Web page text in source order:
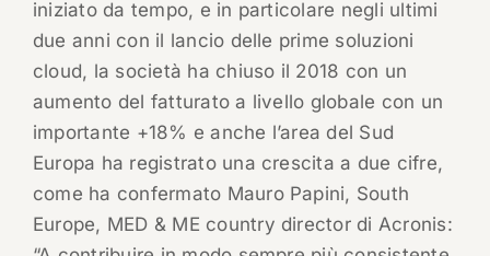
iniziato da tempo, e in particolare negli ultimi
due anni con il lancio delle prime soluzioni
cloud, la società ha chiuso il 2018 con un
aumento del fatturato a livello globale con un
importante +18% e anche l’area del Sud
Europa ha registrato una crescita a due cifre,
come ha confermato Mauro Papini, South
Europe, MED & ME country director di Acronis: